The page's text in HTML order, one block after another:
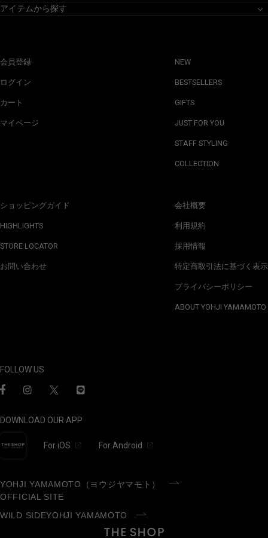
アイテムから探す
会員登録
ログイン
カート
マイページ
ショッピングガイド
HIGHLIGHTS
STORE LOCATOR
お問い合わせ
NEW
BESTSELLERS
GIFTS
JUST FOR YOU
STAFF STYLING
COLLECTION
会社概要
利用規約
採用情報
特定商取引法に基づく表示
プライバシーポリシー
ABOUT YOHJI YAMAMOTO
FOLLOW US
DOWNLOAD OUR APP
For iOS For Android
YOHJI YAMAMOTO（ヨウジヤマモト）
OFFICIAL SITE
WILD SIDEYOHJI YAMAMOTO